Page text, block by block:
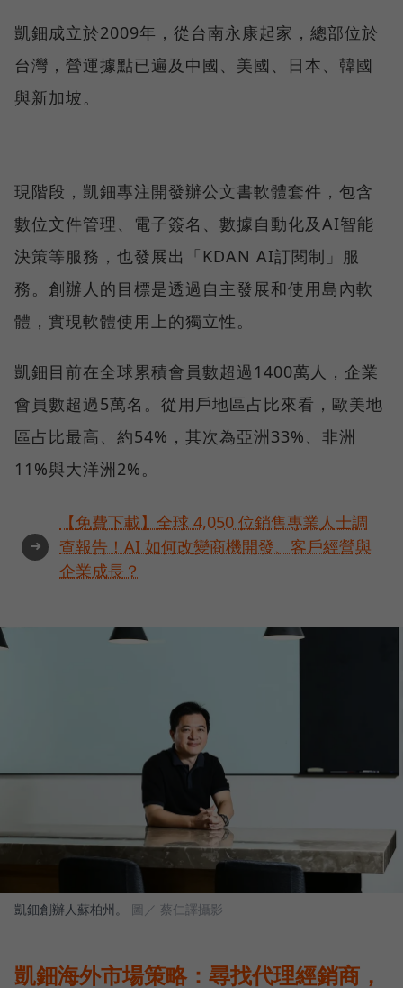
凱鈿成立於2009年，從台南永康起家，總部位於
台灣，營運據點已遍及中國、美國、日本、韓國
與新加坡。
現階段，凱鈿專注開發辦公文書軟體套件，包含
數位文件管理、電子簽名、數據自動化及AI智能
決策等服務，也發展出「KDAN AI訂閱制」服
務。創辦人的目標是透過自主發展和使用島內軟
體，實現軟體使用上的獨立性。
凱鈿目前在全球累積會員數超過1400萬人，企業
會員數超過5萬名。從用戶地區占比來看，歐美地
區占比最高、約54%，其次為亞洲33%、非洲
11%與大洋洲2%。
➜
【免費下載】全球 4,050 位銷售專業人士調
查報告！AI 如何改變商機開發、客戶經營與
企業成長？
凱鈿創辦人蘇柏州。 圖／ 蔡仁譯攝影
凱鈿海外市場策略：尋找代理經銷商，